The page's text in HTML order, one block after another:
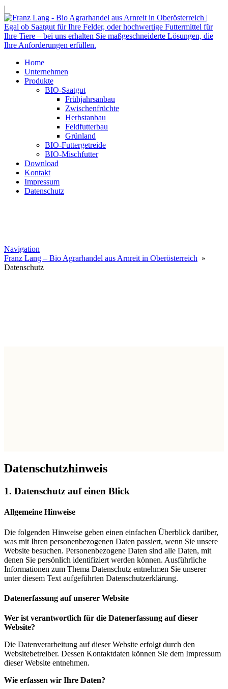
|
Home
Unternehmen
Produkte
BIO-Saatgut
Frühjahrsanbau
Zwischenfrüchte
Herbstanbau
Feldfutterbau
Grünland
BIO-Futtergetreide
BIO-Mischfutter
Download
Kontakt
Impressum
Datenschutz
Navigation
Franz Lang – Bio Agrarhandel aus Arnreit in Oberösterreich »
Datenschutz
Datenschutzhinweis
1. Datenschutz auf einen Blick
Allgemeine Hinweise
Die folgenden Hinweise geben einen einfachen Überblick darüber,
was mit Ihren personenbezogenen Daten passiert, wenn Sie unsere
Website besuchen. Personenbezogene Daten sind alle Daten, mit
denen Sie persönlich identifiziert werden können. Ausführliche
Informationen zum Thema Datenschutz entnehmen Sie unserer
unter diesem Text aufgeführten Datenschutzerklärung.
Datenerfassung auf unserer Website
Wer ist verantwortlich für die Datenerfassung auf dieser
Website?
Die Datenverarbeitung auf dieser Website erfolgt durch den
Websitebetreiber. Dessen Kontaktdaten können Sie dem Impressum
dieser Website entnehmen.
Wie erfassen wir Ihre Daten?